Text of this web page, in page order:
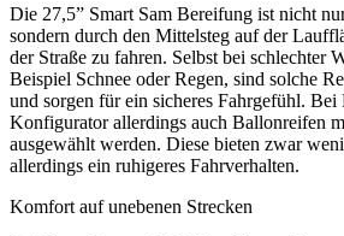
Die 27,5” Smart Sam Bereifung ist nicht
sondern durch den Mittelsteg auf der
der Straße zu fahren. Selbst bei schlechter
Beispiel Schnee oder Regen, sind solche
und sorgen für ein sicheres Fahrgefühl.
Konfigurator allerdings auch Ballonreifen
ausgewählt werden. Diese bieten zwar
allerdings ein ruhigeres Fahrverhalten.
Komfort auf unebenen Strecken